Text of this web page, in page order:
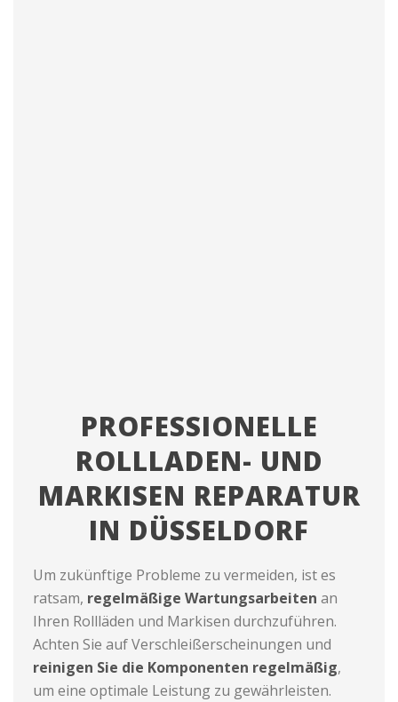
PROFESSIONELLE
ROLLLADEN- UND
MARKISEN REPARATUR
IN DÜSSELDORF
Um zukünftige Probleme zu vermeiden, ist es
ratsam, regelmäßige Wartungsarbeiten an
Ihren Rollläden und Markisen durchzuführen.
Achten Sie auf Verschleißerscheinungen und
reinigen Sie die Komponenten regelmäßig,
um eine optimale Leistung zu gewährleisten.